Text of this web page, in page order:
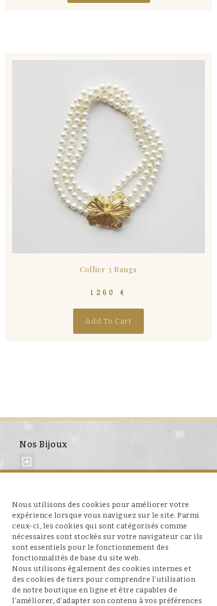
Collier 3 Rangs
1260€
Add To Cart
Nos Bijoux
À propos de nous
Service client
Nous utilisons des cookies pour améliorer votre
expérience lorsque vous naviguez sur le site. Parmi
ceux-ci, les cookies qui sont catégorisés comme
nécessaires sont stockés sur votre navigateur car ils
sont essentiels pour le fonctionnement des
fonctionnalités de base du site web.
Nous utilisons également des cookies internes et
des cookies de tiers pour comprendre l’utilisation
de notre boutique en ligne et être capables de
l’améliorer, d’adapter son contenu à vos préférences